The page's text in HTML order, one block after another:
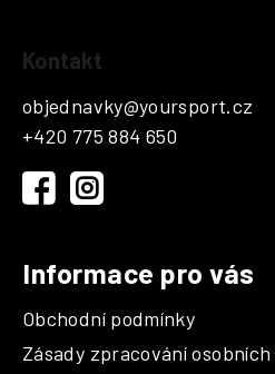
Kontakt
objednavky@yoursport.cz
+420 775 884 650
Informace pro vás
Obchodní podmínky
Zásady zpracování